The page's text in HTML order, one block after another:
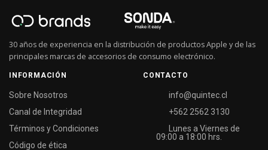
30 años de experiencia en la distribución de productos Apple y de las
principales marcas de accesorios de consumo electrónico.
INFORMACIÓN
Sobre Nosotros
Canal de Integridad
Términos y Condiciones
Código de ética
CONTACTO
info@quintec.cl
+562 2562 3130
Lunes a Viernes de
09:00 a 18:00 hrs.